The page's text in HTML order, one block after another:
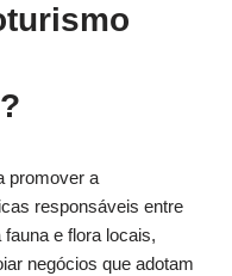
promover a
responsáveis entre
e flora locais,
negócios que adotam